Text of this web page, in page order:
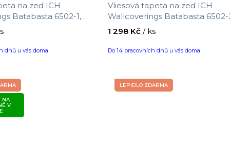
na zeď ICH
Batabasta 6502-1,
x 0,53 m
dnů u vás doma
Vliesová tapeta na zeď ICH
Wallcoverings Batabasta 6502-
velikost 10,05 x 0,53 m
Do 14 pracovních dnů u vás doma
1 298 Kč / ks
NA
V
LEPIDLO ZDARMA